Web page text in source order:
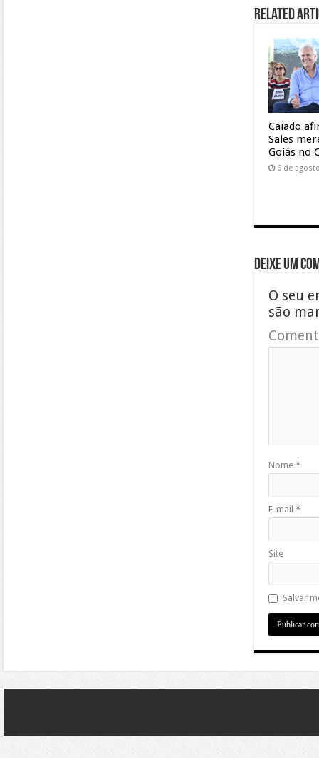
Related
Caiado
Sales
Goiás no
6 de
Deixe um
O seu
são
Nome *
E-mail *
Site
Salvar